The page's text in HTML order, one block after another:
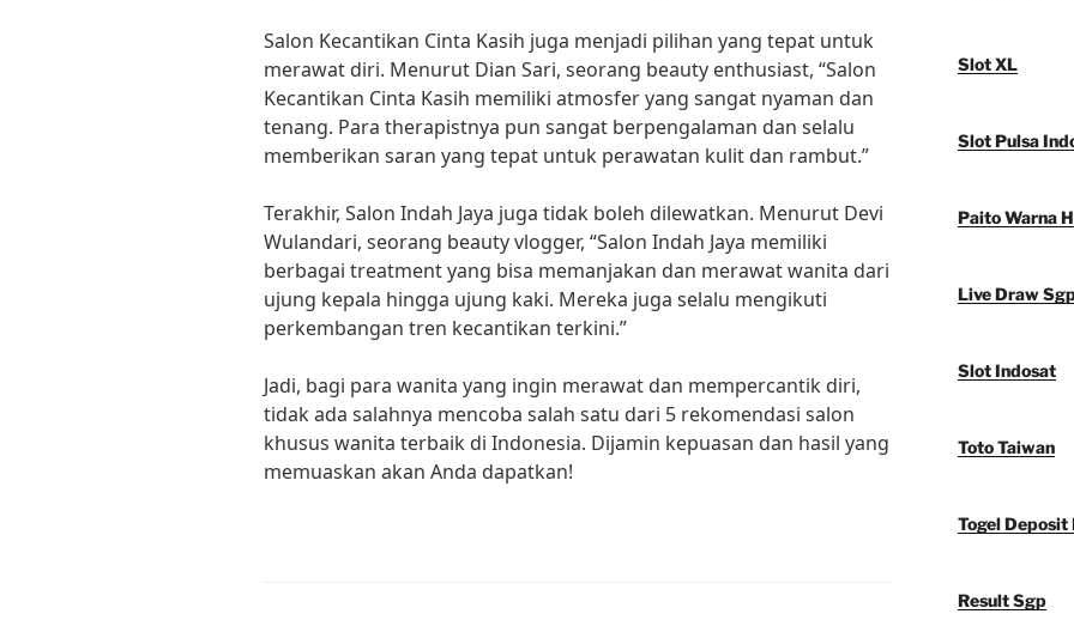
Salon Kecantikan Cinta Kasih juga menjadi pilihan yang tepat untuk
merawat diri. Menurut Dian Sari, seorang beauty enthusiast, “Salon
Kecantikan Cinta Kasih memiliki atmosfer yang sangat nyaman dan
tenang. Para therapistnya pun sangat berpengalaman dan selalu
memberikan saran yang tepat untuk perawatan kulit dan rambut.”
Terakhir, Salon Indah Jaya juga tidak boleh dilewatkan. Menurut Devi
Wulandari, seorang beauty vlogger, “Salon Indah Jaya memiliki
berbagai treatment yang bisa memanjakan dan merawat wanita dari
ujung kepala hingga ujung kaki. Mereka juga selalu mengikuti
perkembangan tren kecantikan terkini.”
Jadi, bagi para wanita yang ingin merawat dan mempercantik diri,
tidak ada salahnya mencoba salah satu dari 5 rekomendasi salon
khusus wanita terbaik di Indonesia. Dijamin kepuasan dan hasil yang
memuaskan akan Anda dapatkan!
Slot XL
Slot Pulsa
Paito Warna
Live Draw
Slot Indosat
Toto Taiwan
Togel Deposit
Result Sgp